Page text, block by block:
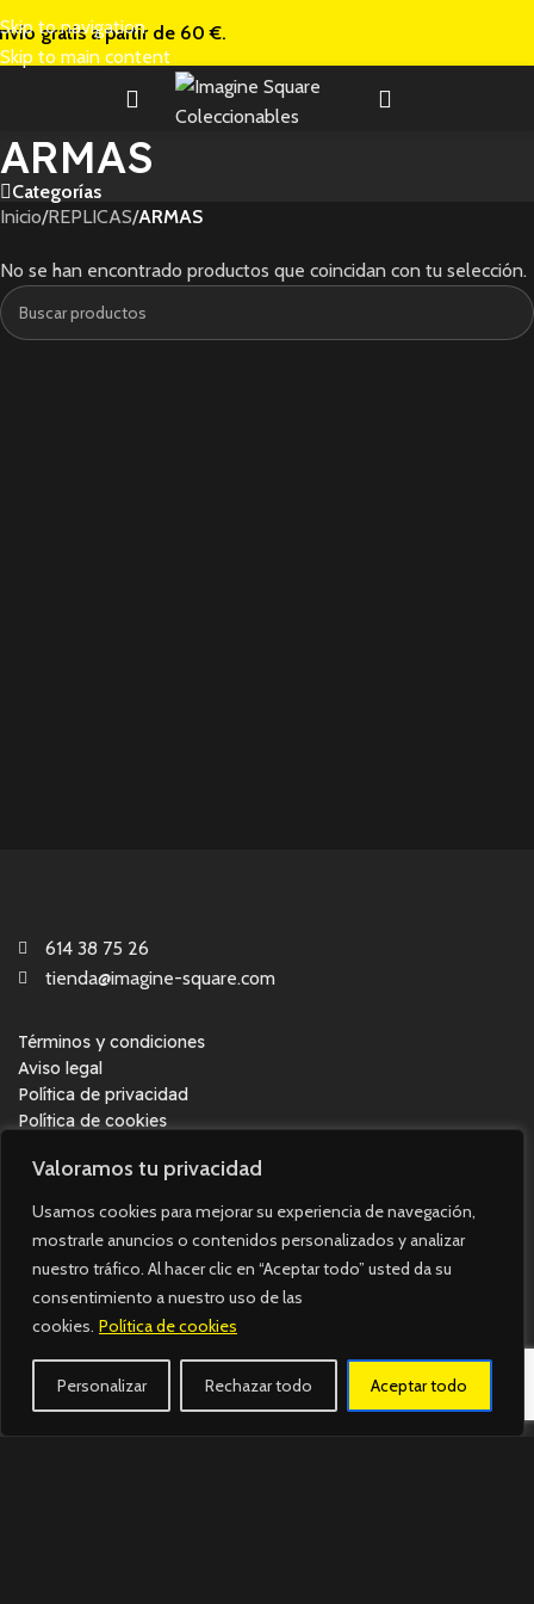
Valoramos tu privacidad
Usamos cookies para mejorar su experiencia de navegación,
mostrarle anuncios o contenidos personalizados y analizar
nuestro tráfico. Al hacer clic en “Aceptar todo” usted da su
consentimiento a nuestro uso de las
cookies. Política de cookies
Personalizar Rechazar todo Aceptar todo
Skip to navigation
Skip to main content
gratis apartir de 60 €.
ARMAS
Categorías
Inicio/REPLICAS/ARMAS
No se han encontrado productos que coincidan con tu selección.
614 38 75 26
tienda@imagine-square.com
Términos y condiciones
Aviso legal
Política de privacidad
Política de cookies
Síguenos.
Únete a nosotros en Instagram y Tiktok o búscanos Wallapop,
¡y no te pierdas nuestras noticias y promociones!